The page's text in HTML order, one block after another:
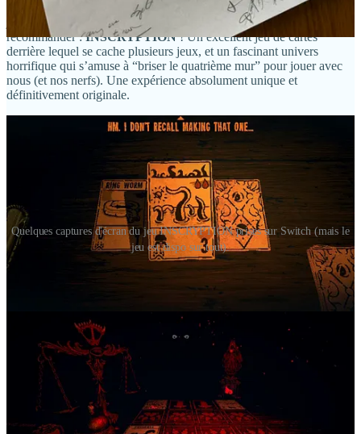
Enfin, je vous parle également d’un énorme coup de coeur pour un
jeu sorti il y a quelques années, et que l’on ne cessait de me
recommander :INSCRYPTION! Un excellent jeu de cartes
derrière lequel se cache plusieurs jeux, et un fascinant univers
horrifique qui s’amuse à “briser le quatrième mur” pour jouer avec
nous (et nos nerfs). Une expérience absolument unique et
définitivement originale.
Quelques captures d'écran du jeu INSCRYPTION prises sur Switch (mais le
jeu est dispo sur tout).
Enfin, au tout début du podcast, on vous parle de quelques-unes de
. Voici les liens menant à nos
publications sur le réseau social Bluesky :
La ressortie dePORCO ROSSO
au cinéma
Idem, mais le
post de Nico avec des photos différentes
concertSONIC SYMPHONY WORLD TOUR
Idem, mais lepost de Marc avec des photos différentes